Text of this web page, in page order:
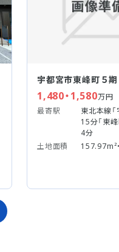
宇都宮市東峰町５
1,480・1,580万円
最寄駅
東北本線
15分「東
4分
土地面積
157.97m²